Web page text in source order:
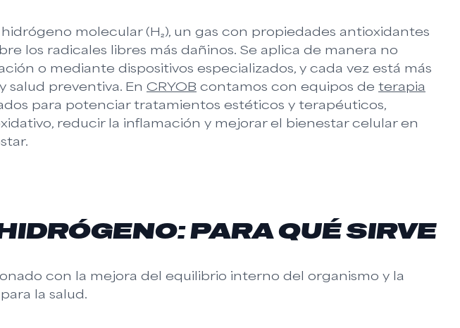
molecular (H₂), un gas con propiedades antioxidantes
los radicales libres más dañinos. Se aplica de manera no
o mediante dispositivos especializados, y cada vez está más
salud preventiva. En CRYOB contamos con equipos de terapia
para potenciar tratamientos estéticos y terapéuticos,
reducir la inflamación y mejorar el bienestar celular en
PARA QUÉ SIRVE
con la mejora del equilibrio interno del organismo y la
la salud.